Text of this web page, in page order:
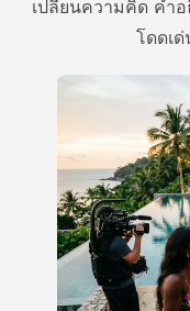
เปลี่ยนความคิด คํา
โดดเ